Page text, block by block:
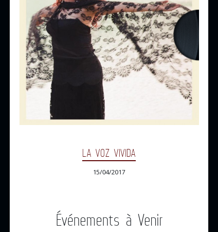
LA VOZ VIVIDA
15/04/2017
Événements à Venir